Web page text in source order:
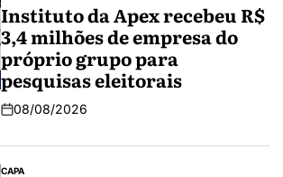
Instituto da Apex recebeu R$
3,4 milhões de empresa do
próprio grupo para
pesquisas eleitorais
08/08/2026
CAPA